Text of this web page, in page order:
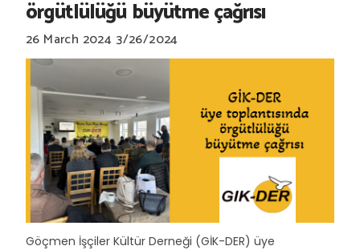
örgütlülüğü büyütme çağrısı
26 March 2024 3/26/2024
Göçmen İşçiler Kültür Derneği (GİK-DER) üye